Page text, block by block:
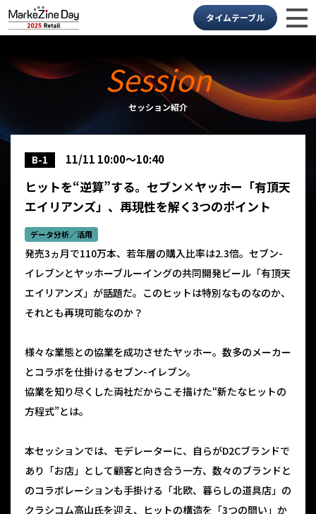
タイムテーブル
Session
セッション紹介
B-1 11/11 10:00～10:40
ヒットを“逆算”する。セブン×ヤッホー「有頂天
エイリアンズ」、再現性を解く3つのポイント
データ分析／活用
発売3ヵ月で110万本、若年層の購入比率は2.3倍――。セブン-
イレブンとヤッホーブルーイングの共同開発ビール「有頂天
エイリアンズ」が話題だ。このヒットは特別なものなのか、
それとも再現可能なのか？
様々な業態との協業を成功させたヤッホー。数多のメーカー
とコラボを仕掛けるセブン-イレブン。
協業を知り尽くした両社だからこそ描けた“新たなヒットの
方程式”とは。
本セッションでは、モデレーターに、自らがD2Cブランドで
あり「お店」として顧客と向き合う一方、数々のブランドと
のコラボレーションも手掛ける「北欧、暮らしの道具店」の
クラシコム高山氏を迎え、ヒットの構造を「3つの問い」か